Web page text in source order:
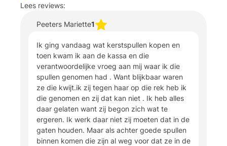
Lees reviews:
Peeters Mariette1
Ik ging vandaag wat kerstspullen kopen en
toen kwam ik aan de kassa en die
verantwoordelijke vroeg aan mij waar ik die
spullen genomen had . Want blijkbaar waren
ze die kwijt.ik zij tegen haar op die rek heb ik
die genomen en zij dat kan niet . Ik heb alles
daar gelaten want zij begon zich wat te
ergeren. Ik werk daar niet zij moeten dat in de
gaten houden. Maar als achter goede spullen
binnen komen die zijn al weg voor dat ze in de